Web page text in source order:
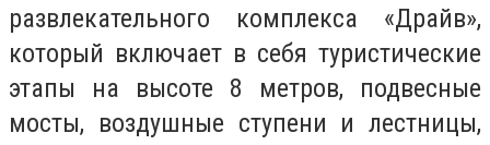
развлекательного комплекса «Драйв»,
который включает в себя туристические
этапы на высоте 8 метров, подвесные
мосты, воздушные ступени и лестницы,